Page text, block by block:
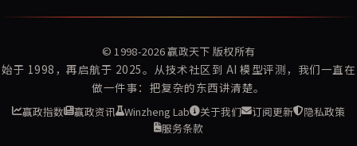
© 1998-2026赢政天下 版权所有
始于 1998，再启航于 2025。从技术社区到 AI 模型评测，我们一直在
做一件事：把复杂的东西讲清楚。
赢政指数 赢政资讯 Winzheng Lab 关于我们 订阅更新
隐私政策
服务条款